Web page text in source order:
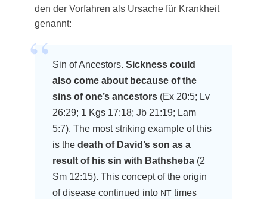
den der Vor­fah­ren als Ursa­che für Krank­heit
genannt:
Sin of Ances­tors. Sick­ness could
also come about becau­se of the
sins of one’s ances­tors (Ex 20:5; Lv
26:29; 1 Kgs 17:18; Jb 21:19; Lam
5:7). The most striking exam­p­le of this
is the death of David’s son as a
result of his sin with Baths­he­ba (2
Sm 12:15). This con­cept of the ori­gin
of dise­a­se con­tin­ued into NT times